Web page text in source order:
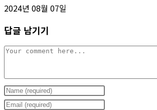
2024년 08월 07일
답글 남기기
Comment
Enter
your
Enter